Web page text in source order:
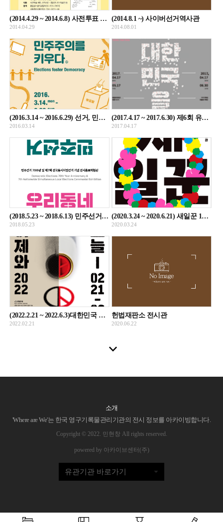
(2014.4.29 ~ 2014.6.8) 사전투표 체험 및 대한민국선거전
2014.04.29
(2014.8.1 ~) 사이버선거역사관
2014.08.01
(2016.3.14 ~ 2016.6.29) 선거, 민주주의를 키우다(Elections Foster Democracy)
2016.03.14
(2017.4.17 ~ 2017.6.30) 제6회 유권자의 날 기념 특별전_선거, 대한민국을 만들다
2017.04.17
(2018.5.23 ~ 2018.6.13) 민주선거 70주년 및 제7회 전국동시지방선거 기념 전시홍보체험관_민주선거 1948-우리동네 2018
2018.05.23
(2020.3.24 ~ 2020.6.21) 새일꾼 1948-2020 여러분의 대표를 뽑아 국회로 보내시오
2020.03.24
(2022.2.21 ~ 2022.6.3)대한민국 선거 어제와 오늘
2022.02.21
헌법재판소 전시관
2020.06.22
소개
'Where are We'는 한국 영구기록물관리기관의 전시 정보를 아카이빙합니다.
Copyright © 2022. 민현창 All rights reserved.
powered by 아카이브센터(주)
유관기관 바로가기